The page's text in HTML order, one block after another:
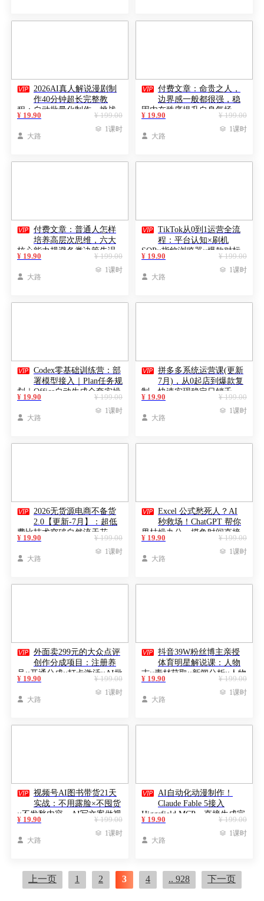
 2026AI真人解说漫剧制
作40分钟超长完整教
程：自动批量化制作，挑战
一人一天一部剧！
¥ 199.00
¥ 19.90
 大路
 1课时
 付费文章：命贵之人，
边界感一般都很强，稳
固内在秩序提升自身气场
¥ 199.00
¥ 19.90
 大路
 1课时
 付费文章：普通人怎样
培养高层次思维，六大
核心能力规避各类决策失误
¥ 199.00
¥ 19.90
 大路
 1课时
 TikTok从0到1运营全流
程：平台认知×刷机
SOP×指纹浏览器×爆款对标
×Kalodata选品×店铺后台×达
人建联
¥ 199.00
¥ 19.90
 大路
 1课时
 Codex零基础训练营：部
署模型接入｜Plan任务规
划｜Office自动生成全套实操
教学
¥ 199.00
¥ 19.90
 大路
 1课时
 拼多多系统运营课(更新
7月)，从0起店到爆款复
制，快速实现稳定日销千
单，月利润破5万
¥ 199.00
¥ 19.90
 大路
 1课时
 2026无货源电商不备货
2.0【更新-7月】：超低
费比技术突破自然流天花
板，单店月利润1-3万元
¥ 199.00
¥ 19.90
 大路
 1课时
 Excel 公式愁死人？AI
秒救场！ChatGPT 帮你
甩枯燥办公，摸鱼时间直接
翻倍【原创双语字幕】
¥ 199.00
¥ 19.90
 大路
 1课时
 外面卖299元的大众点评
创作分成项目：注册养
号×开通分成×打卡激活×AI批
量笔记×次日见收益，月入
1w+
¥ 199.00
¥ 19.90
 大路
 1课时
 抖音39W粉丝博主亲授
体育明星解说课：人物
志×素材获取×新闻分析×人物
故事×专业配音×精选独家×单
日收益1k+
¥ 199.00
¥ 19.90
 大路
 1课时
 视频号AI图书带货21天
实战：不用露脸×不囤货
×不发愁内容，AI写文案做视
频挂小黄车，佣金50%+爆单
¥ 199.00
¥ 19.90
 大路
 1课时
 AI自动化动漫制作！
Claude Fable 5接入
Higgsfield MCP，直接生成完
整创意内容
¥ 199.00
¥ 19.90
 大路
 1课时
上一页 1 2 3 4 .. 928 下一页